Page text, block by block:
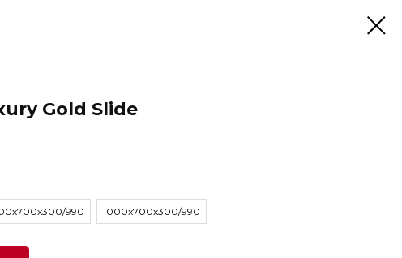
Gold Slide
990 1000х700х300/990